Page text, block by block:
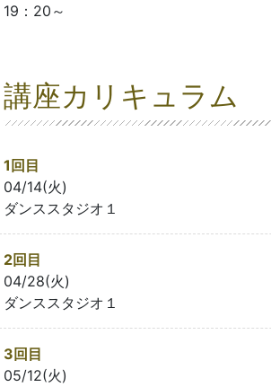
19：20～
講座カリキュラム
1回目
04/14(火)
ダンススタジオ１
2回目
04/28(火)
ダンススタジオ１
3回目
05/12(火)